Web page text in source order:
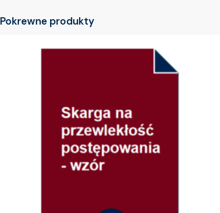
Pokrewne produkty